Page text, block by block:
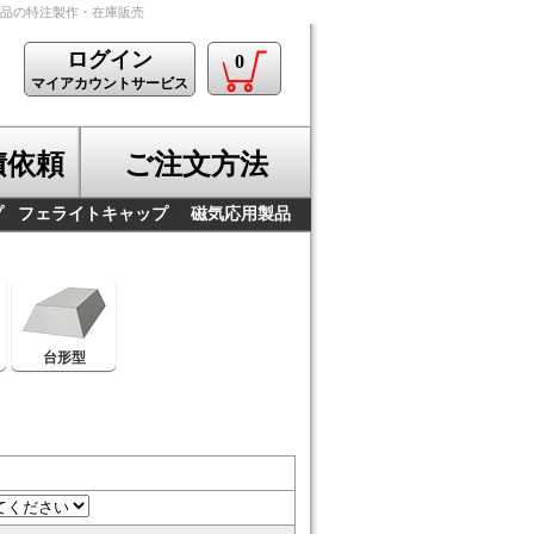
の特注製作・在庫販売
ログイン
マイアカウントサービス
0
依頼 ご注文方法
フェライトキャップ 磁気応用製品
台形型